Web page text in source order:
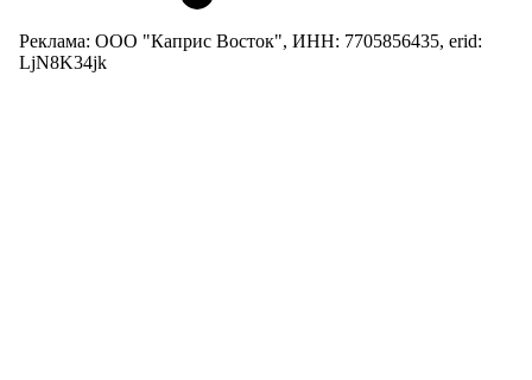
Реклама: ООО "Каприс Восток", ИНН: 7705856435, erid:
LjN8K34jk